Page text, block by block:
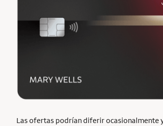
Las ofertas podrían diferir ocasionalmente